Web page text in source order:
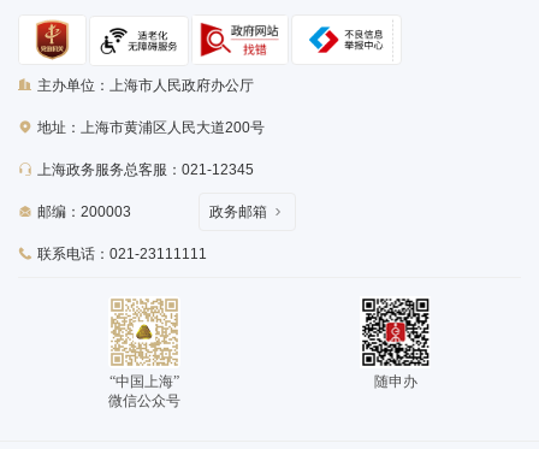
主办单位：上海市人民政府办公厅
地址：上海市黄浦区人民大道200号
上海政务服务总客服：021-12345
邮编：200003
联系电话：021-23111111
政务邮箱
“中国上海”
微信公众号
随申办